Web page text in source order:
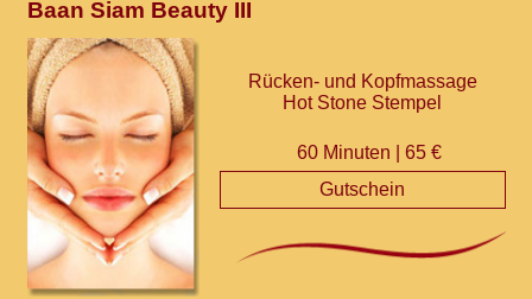
Baan Siam Beauty III
Rücken- und Kopfmassage
Hot Stone Stempel
60 Minuten | 65 €
Gutschein